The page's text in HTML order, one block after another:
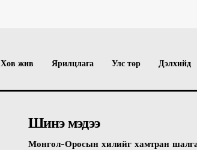
Хов жив Ярилцлага Улс төр Дэлхийд
Шинэ мэдээ
Монгол-Оросын хилийг хамтран